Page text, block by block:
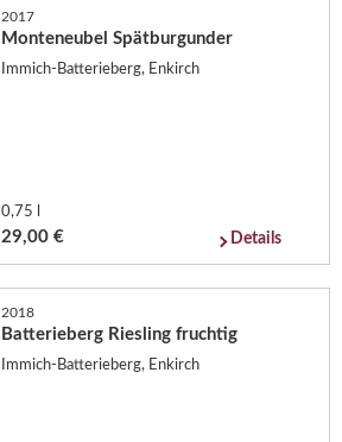
2017
Monteneubel Spätburgunder
Immich-Batterieberg, Enkirch
0,75 l
29,00 € Details
2018
Batterieberg Riesling fruchtig
Immich-Batterieberg, Enkirch